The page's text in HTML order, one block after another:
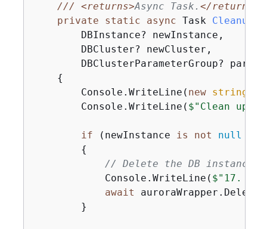
///
<returns>Async Task. </returns>
private
static async Task
        DBInstance? newInstance,
        DBCluster? newCluster,
DBClusterParameterGroup?
{
        Console.WriteLine(
new string
        Console.WriteLine(
$"Clean up
if (newInstance is not null
{
// Delete the DB instance.
            Console.WriteLine(
$"17.
await
        }